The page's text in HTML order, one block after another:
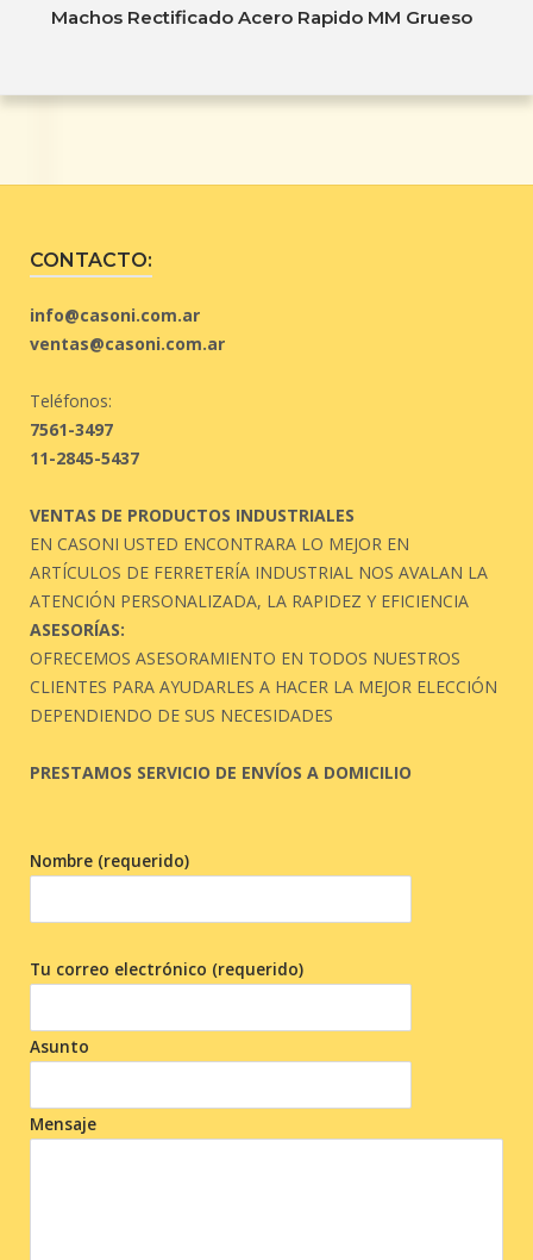
Machos Rectificado Acero Rapido MM Grueso
CONTACTO:
info@casoni.com.ar
ventas@casoni.com.ar
Teléfonos:
7561-3497
11-2845-5437
VENTAS DE PRODUCTOS INDUSTRIALES
EN CASONI USTED ENCONTRARA LO MEJOR EN
ARTÍCULOS DE FERRETERÍA INDUSTRIAL NOS AVALAN LA
ATENCIÓN PERSONALIZADA, LA RAPIDEZ Y EFICIENCIA
ASESORÍAS:
OFRECEMOS ASESORAMIENTO EN TODOS NUESTROS
CLIENTES PARA AYUDARLES A HACER LA MEJOR ELECCIÓN
DEPENDIENDO DE SUS NECESIDADES
PRESTAMOS SERVICIO DE ENVÍOS A DOMICILIO
Nombre (requerido)
Tu correo electrónico (requerido)
Asunto
Mensaje